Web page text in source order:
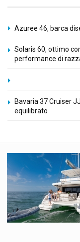
Azuree 46, barca
Solaris 60, ottimo
performance di
Bavaria 37 Cruiser
equilibrato